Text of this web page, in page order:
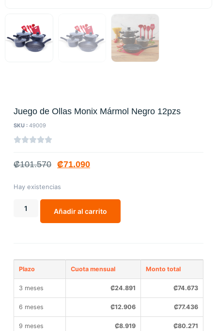
Juego de Ollas Monix Mármol Negro 12pzs
SKU : 49009
₡101.570 ₡71.090
Hay existencias
Añadir al carrito
Plazo Cuota mensual Monto total
3 meses ₡24.891 ₡74.673
6 meses ₡12.906 ₡77.436
9 meses ₡8.919 ₡80.271